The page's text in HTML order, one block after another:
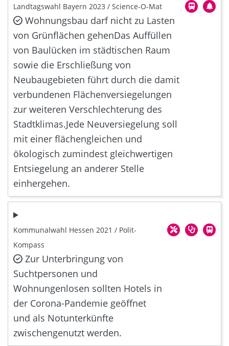
Landtagswahl Bayern 2023 / Science-O-Mat
Wohnungsbau darf nicht zu Lasten
von Grünflächen gehenDas Auffüllen
von Baulücken im städtischen Raum
sowie die Erschließung von
Neubaugebieten führt durch die damit
verbundenen Flächenversiegelungen
zur weiteren Verschlechterung des
Stadtklimas.Jede Neuversiegelung soll
mit einer flächengleichen und
ökologisch zumindest gleichwertigen
Entsiegelung an anderer Stelle
einhergehen.
Kommunalwahl Hessen 2021 / Polit-
Kompass
Zur Unterbringung von
Suchtpersonen und
Wohnungenlosen sollten Hotels in
der Corona-Pandemie geöffnet
und als Notunterkünfte
zwischengenutzt werden.